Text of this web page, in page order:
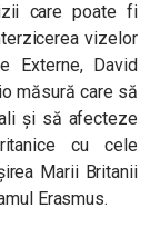
care poate fi
vizelor
Externe, David
măsură care să
și să afecteze
cu cele
Marii Britanii
Erasmus.